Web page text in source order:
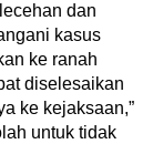
dan
kasus
ke ranah
diselesaikan
ke kejaksaan,”
untuk tidak